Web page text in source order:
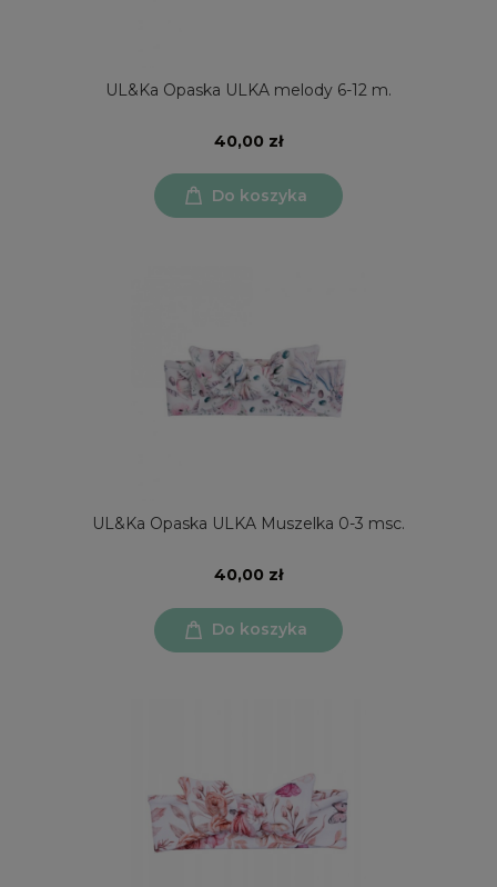
UL&Ka Opaska ULKA melody 6-12 m.
40,00 zł
Do koszyka
UL&Ka Opaska ULKA Muszelka 0-3 msc.
40,00 zł
Do koszyka